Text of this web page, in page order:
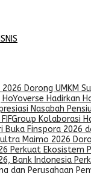
Dorong UMKM
Hadirkan
Nasabah
Kolaborasi
Buka Finspora 2026
Maimo 2026
Perkuat Ekosistem
Bank Indonesia
dan Perusahaan